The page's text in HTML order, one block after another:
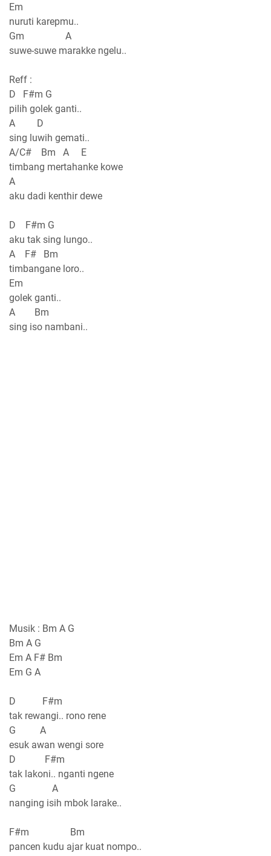
Em
nuruti karepmu..
Gm A
suwe-suwe marakke ngelu..
Reff :
D F#m G
pilih golek ganti..
A D
sing luwih gemati..
A/C# Bm A E
timbang mertahanke kowe
A
aku dadi kenthir dewe
D F#m G
aku tak sing lungo..
A F# Bm
timbangane loro..
Em
golek ganti..
A Bm
sing iso nambani..
Musik : Bm A G
Bm A G
Em A F# Bm
Em G A
D F#m
tak rewangi.. rono rene
G A
esuk awan wengi sore
D F#m
tak lakoni.. nganti ngene
G A
nanging isih mbok larake..
F#m Bm
pancen kudu ajar kuat nompo..